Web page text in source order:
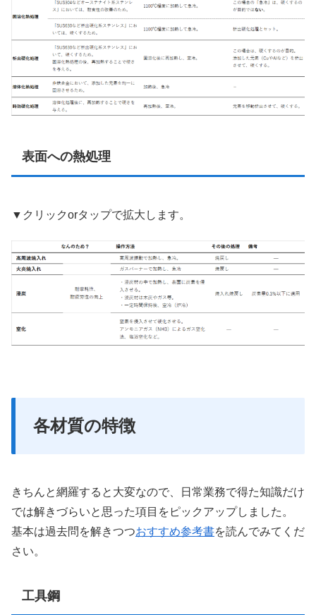
表面への熱処理
▼クリックorタップで拡大します。
各材質の特徴
きちんと網羅すると大変なので、日常業務で得た知識だけ
では解きづらいと思った項目をピックアップしました。
基本は過去問を解きつつおすすめ参考書を読んでみてくだ
さい。
工具鋼